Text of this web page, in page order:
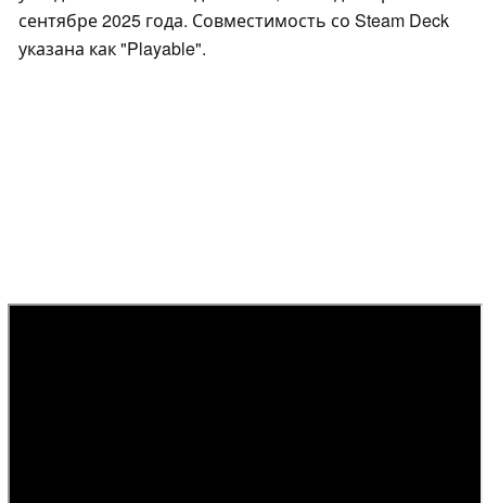
сентябре 2025 года. Совместимость со Steam Deck
указана как "Playable".